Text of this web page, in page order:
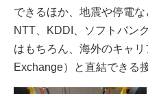
できるほか、地震や停電な
NTT、KDDI、ソフトバン
はもちろん、海外のキャ
Exchange）と直結できる